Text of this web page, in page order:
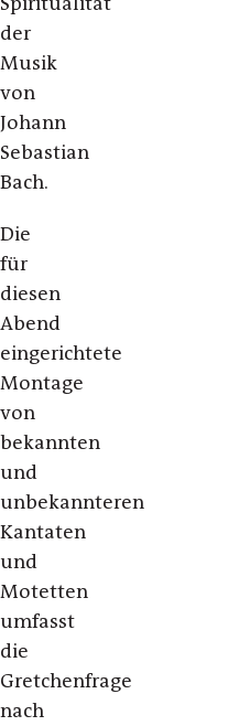
der
Musik
von
Johann
Sebastian
Bach.
Die
für
diesen
Abend
eingerichtete
Montage
von
bekannten
und
unbekannteren
Kantaten
und
Motetten
umfasst
die
Gretchenfrage
nach